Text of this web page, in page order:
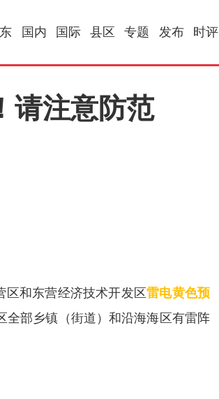
国内 国际 县区 专题 发布 时评
请注意防范
和东营经济技术开发区雷电黄色预
全部乡镇（街道 ）和沿海海区有雷阵